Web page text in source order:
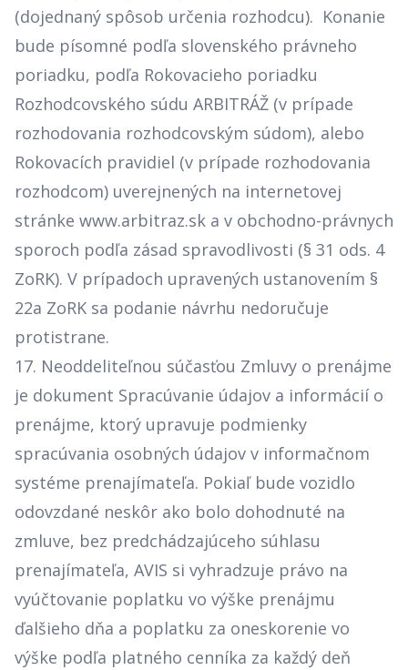
(dojednaný spôsob určenia rozhodcu). Konanie
bude písomné podľa slovenského právneho
poriadku, podľa Rokovacieho poriadku
Rozhodcovského súdu ARBITRÁŽ (v prípade
rozhodovania rozhodcovským súdom), alebo
Rokovacích pravidiel (v prípade rozhodovania
rozhodcom) uverejnených na internetovej
stránke www.arbitraz.sk a v obchodno-právnych
sporoch podľa zásad spravodlivosti (§ 31 ods. 4
ZoRK). V prípadoch upravených ustanovením §
22a ZoRK sa podanie návrhu nedoručuje
protistrane.
17. Neoddeliteľnou súčasťou Zmluvy o prenájme
je dokument Spracúvanie údajov a informácií o
prenájme, ktorý upravuje podmienky
spracúvania osobných údajov v informačnom
systéme prenajímateľa. Pokiaľ bude vozidlo
odovzdané neskôr ako bolo dohodnuté na
zmluve, bez predchádzajúceho súhlasu
prenajímateľa, AVIS si vyhradzuje právo na
vyúčtovanie poplatku vo výške prenájmu
ďalšieho dňa a poplatku za oneskorenie vo
výške podľa platného cenníka za každý deň